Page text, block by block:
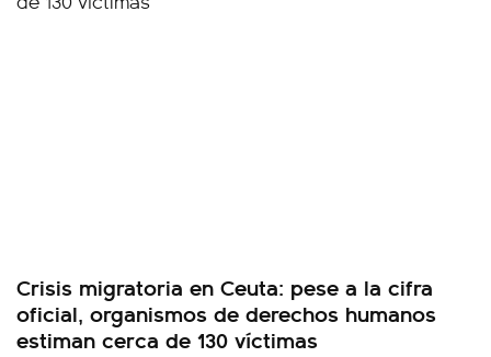
Crisis migratoria en Ceuta: pese a la cifra
oficial, organismos de derechos humanos
estiman cerca de 130 víctimas